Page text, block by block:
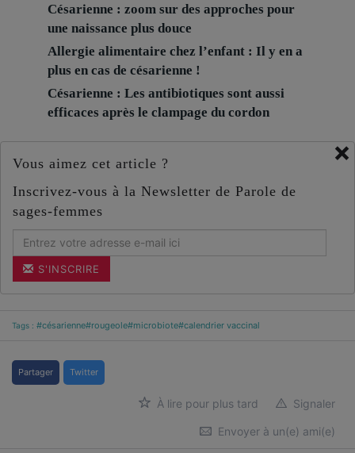
Césarienne : zoom sur des approches pour
une naissance plus douce
Allergie alimentaire chez l’enfant : Il y en a
plus en cas de césarienne !
Césarienne : Les antibiotiques sont aussi
efficaces après le clampage du cordon
×
Vous aimez cet article ?
Inscrivez-vous à la Newsletter de Parole de
sages-femmes
S'INSCRIRE
Tags : #césarienne#rougeole#microbiote#calendrier vaccinal
Partager Twitter
Signaler
À lire pour plus tard
Envoyer à un(e) ami(e)